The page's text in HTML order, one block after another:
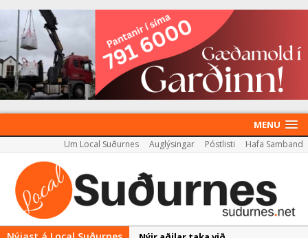
MENU
Um Local Suðurnes Auglýsingar Póstlisti Hafa Samband